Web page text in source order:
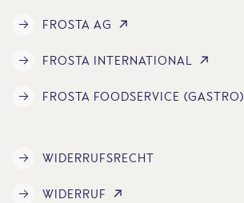
FROSTA AG
FROSTA INTERNATIONAL
FROSTA FOODSERVICE (GASTRO)
WIDERRUFSRECHT
WIDERRUF